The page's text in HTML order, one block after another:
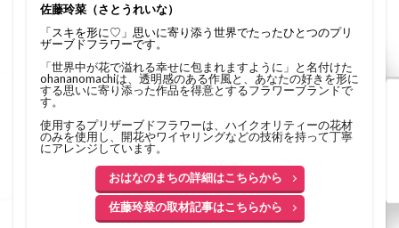
佐藤玲菜（さとうれいな）
「スキを形に♡」思いに寄り添う世界でたったひとつのプリ
ザーブドフラワーです。
「世界中が花で溢れる幸せに包まれますように」と名付けた
ohananomachiは、透明感のある作風と、あなたの好きを形に
する思いに寄り添った作品を得意とするフラワーブランドで
す。
使用するプリザーブドフラワーは、ハイクオリティーの花材
のみを使用し、開花やワイヤリングなどの技術を持って丁寧
にアレンジしています。
おはなのまちの詳細はこちらから
佐藤玲菜の取材記事はこちらから